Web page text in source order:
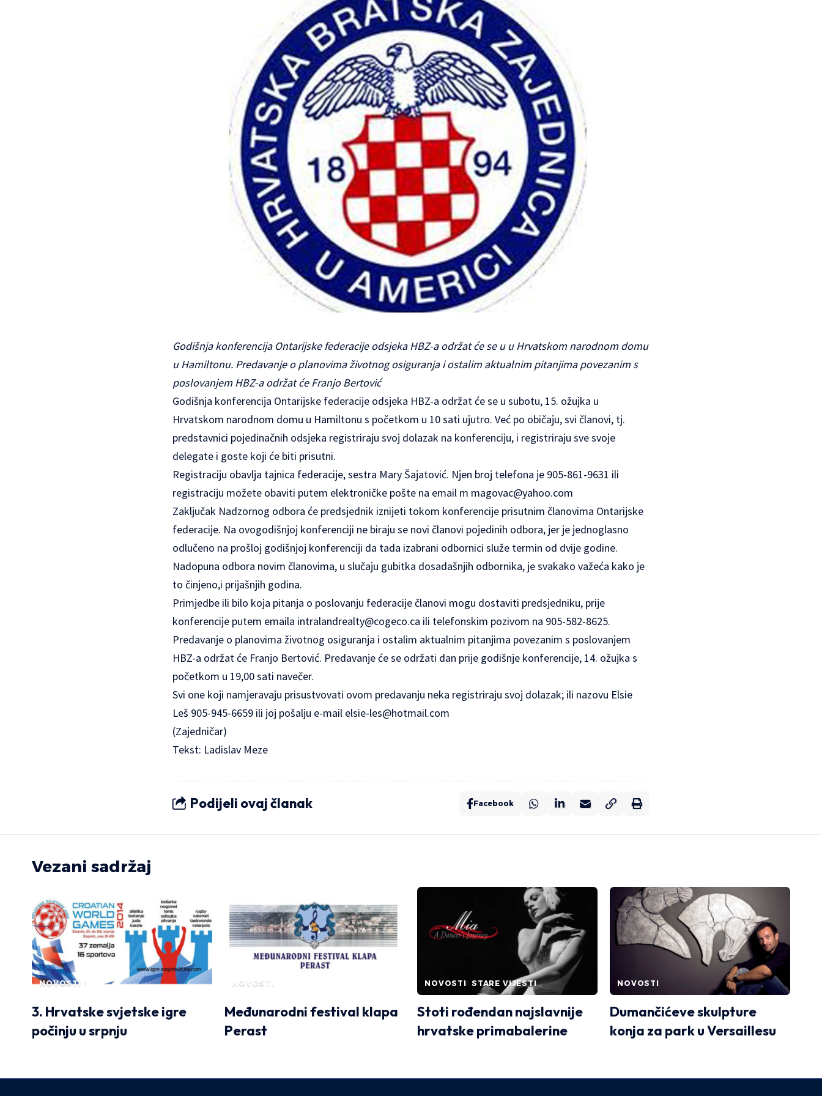
Godišnja konferencija Ontarijske federacije odsjeka HBZ-a održat će se u u Hrvatskom narodnom domu
u Hamiltonu. Predavanje o planovima životnog osiguranja i ostalim aktualnim pitanjima povezanim s
poslovanjem HBZ-a održat će Franjo Bertović
Godišnja konferencija Ontarijske federacije odsjeka HBZ-a održat će se u subotu, 15. ožujka u
Hrvatskom narodnom domu u Hamiltonu s početkom u 10 sati ujutro. Već po običaju, svi članovi, tj.
predstavnici pojedinačnih odsjeka registriraju svoj dolazak na konferenciju, i registriraju sve svoje
delegate i goste koji će biti prisutni.
Registraciju obavlja tajnica federacije, sestra Mary Šajatović. Njen broj telefona je 905-861-9631 ili
registraciju možete obaviti putem elektroničke pošte na email m magovac@yahoo.com
Zaključak Nadzornog odbora će predsjednik iznijeti tokom konferencije prisutnim članovima Ontarijske
federacije. Na ovogodišnjoj konferenciji ne biraju se novi članovi pojedinih odbora, jer je jednoglasno
odlučeno na prošloj godišnjoj konferenciji da tada izabrani odbornici služe termin od dvije godine.
Nadopuna odbora novim članovima, u slučaju gubitka dosadašnjih odbornika, je svakako važeća kako je
to činjeno,i prijašnjih godina.
Primjedbe ili bilo koja pitanja o poslovanju federacije članovi mogu dostaviti predsjedniku, prije
konferencije putem emaila intralandrealty@cogeco.ca ili telefonskim pozivom na 905-582-8625.
Predavanje o planovima životnog osiguranja i ostalim aktualnim pitanjima povezanim s poslovanjem
HBZ-a održat će Franjo Bertović. Predavanje će se održati dan prije godišnje konferencije, 14. ožujka s
početkom u 19,00 sati navečer.
Svi one koji namjeravaju prisustvovati ovom predavanju neka registriraju svoj dolazak; ili nazovu Elsie
Leš 905-945-6659 ili joj pošalju e-mail elsie-les@hotmail.com
(Zajedničar)
Tekst: Ladislav Meze
Podijeli ovaj članak Facebook
Vezani sadržaj
NOVOSTI
3. Hrvatske svjetske igre
počinju u srpnju
NOVOSTI
Međunarodni festival klapa
Perast
NOVOSTI STARE VIJESTI
Stoti rođendan najslavnije
hrvatske primabalerine
NOVOSTI
Dumančićeve skulpture
konja za park u Versaillesu